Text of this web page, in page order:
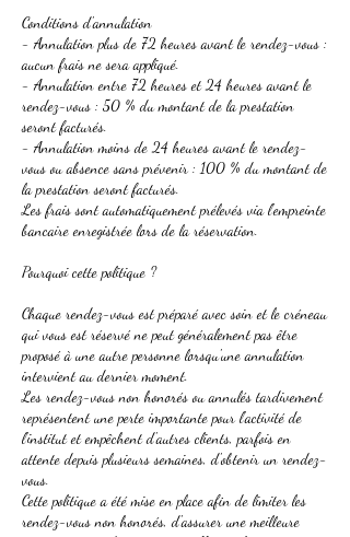
Conditions d'annulation
- Annulation plus de 72 heures avant le rendez-vous :
aucun frais ne sera appliqué.
- Annulation entre 72 heures et 24 heures avant le
rendez-vous : 50 % du montant de la prestation
seront facturés.
- Annulation moins de 24 heures avant le rendez-
vous ou absence sans prévenir : 100 % du montant de
la prestation seront facturés.
Les frais sont automatiquement prélevés via l'empreinte
bancaire enregistrée lors de la réservation.
Pourquoi cette politique ?
Chaque rendez-vous est préparé avec soin et le créneau
qui vous est réservé ne peut généralement pas être
proposé à une autre personne lorsqu'une annulation
intervient au dernier moment.
Les rendez-vous non honorés ou annulés tardivement
représentent une perte importante pour l'activité de
l'institut et empêchent d'autres clients, parfois en
attente depuis plusieurs semaines, d'obtenir un rendez-
vous.
Cette politique a été mise en place afin de limiter les
rendez-vous non honorés, d'assurer une meilleure